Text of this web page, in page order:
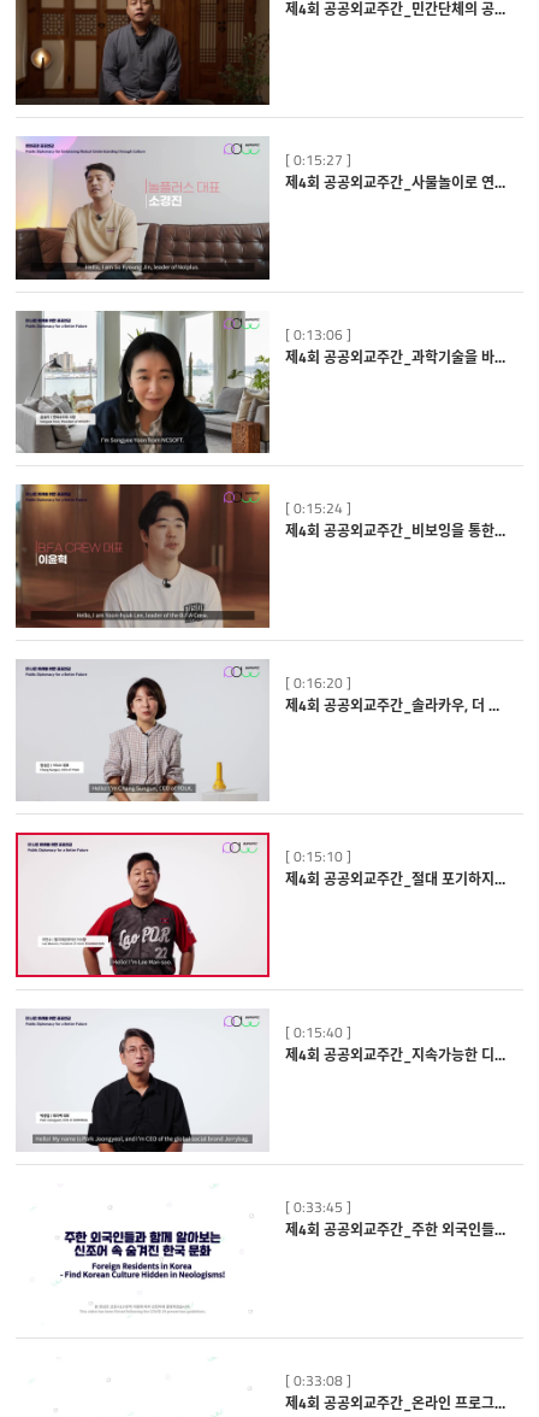
제4회 공공외교주간_민간단체의 공공외교_아름지기 사례를 중심으로
[ 0:15:27 ]
제4회 공공외교주간_사물놀이로 연결된 한국과 러시아
[ 0:13:06 ]
제4회 공공외교주간_과학기술을 바라보는 새로운 시각_윤송이 NCST 사장
[ 0:15:24 ]
제4회 공공외교주간_비보잉을 통한 한-아프리카 교류_B.F.A Crew
[ 0:16:20 ]
제4회 공공외교주간_솔라카우, 더 나은 세상을 위한 기술_장성은 요크 대표
[ 0:15:10 ]
제4회 공공외교주간_절대 포기하지 마라_이만수 헐크파운데이션 대표
[ 0:15:40 ]
제4회 공공외교주간_지속가능한 디자인을 위한 창업스토리_박중열 제리백 대표
[ 0:33:45 ]
제4회 공공외교주간_주한 외국인들과 함께 알아보는 신조어 속 숨겨진 한국문화
[ 0:33:08 ]
제4회 공공외교주간_온라인 프로그램 소개